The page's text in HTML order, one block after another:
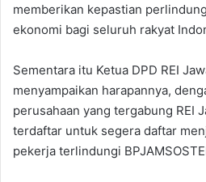
memberikan kepastian
ekonomi bagi seluruh rakyat
Sementara itu Ketua DPD REI
menyampaikan harapannya,
perusahaan yang tergabung REI
terdaftar untuk segera daftar
pekerja terlindungi